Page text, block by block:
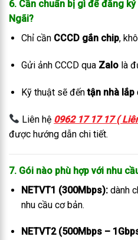
6. Cần chuẩn bị gì để đăng
Ngãi?
Chỉ cần CCCD gắn chip,
Gửi ảnh CCCD qua Zalolà
Kỹ thuật sẽ đếntận nhà lắp
Liên hệ 0962 17 17 17 (
được hướng dẫn chi tiết.
7. Gói nào phù hợp với nhu
NETVT1 (300Mbps):dành
nhu cầu cơ bản.
NETVT2 (500Mbps –